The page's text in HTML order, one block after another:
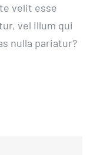
velit esse
vel illum qui
nulla pariatur?